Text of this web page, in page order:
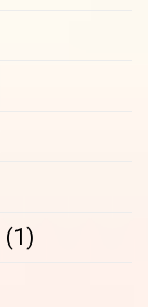
(1)